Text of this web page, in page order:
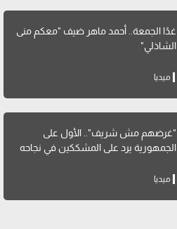
غدًا الجمعة.. أحمد ماهر ضيف "معكم منى
الشاذلي"
ميديا
"غرضهم مش شريف".. الأول على
الجمهورية يرد على المشككين في نجاحه
ميديا